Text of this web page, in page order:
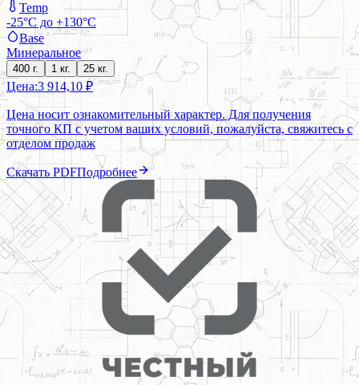
Temp
-25°C до +130°C
Base
Минеральное
400 г. 1 кг. 25 кг.
Цена:3 914,10 ₽
Цена носит ознакомительный характер. Для получения
точного КП с учетом ваших условий, пожалуйста, свяжитесь с
отделом продаж
Скачать PDFПодробнее